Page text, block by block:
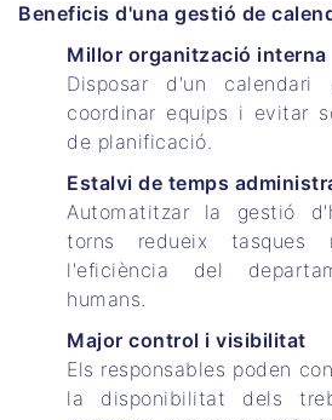
Beneficis d'una gestió de
Millor organització interna
Disposar d'un calendari
coordinar equips i evitar
de planificació.
Estalvi de temps
Automatitzar la gestió
torns redueix tasques
l'eficiència del
humans.
Major control i visibilitat
Els responsables poden
la disponibilitat dels